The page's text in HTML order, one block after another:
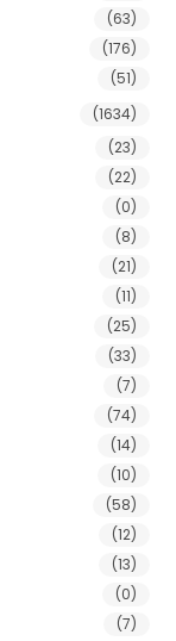
(63)
(176)
(51)
(1634)
(23)
(22)
(0)
(8)
(21)
(11)
(25)
(33)
(7)
(74)
(14)
(10)
(58)
(12)
(13)
(0)
(7)